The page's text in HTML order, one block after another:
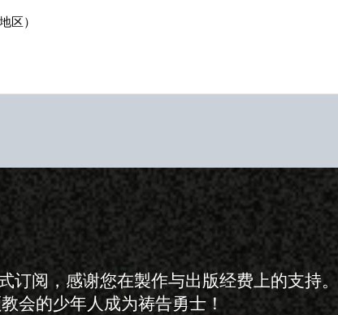
订阅，感谢您在製作与出版经费上的支持。
会的少年人成为祷告勇士！